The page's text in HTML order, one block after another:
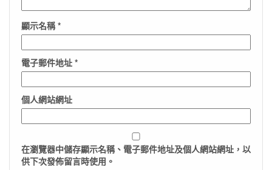
顯示名稱*
電子郵件地址 *
個人網站網址
在瀏覽器中儲存顯示名稱、電子郵件地址及個人網站網址，以
供下次發佈留言時使用。